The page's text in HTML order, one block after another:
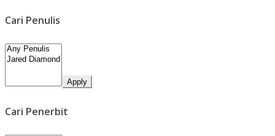
Cari Penulis
Apply
Cari Penerbit